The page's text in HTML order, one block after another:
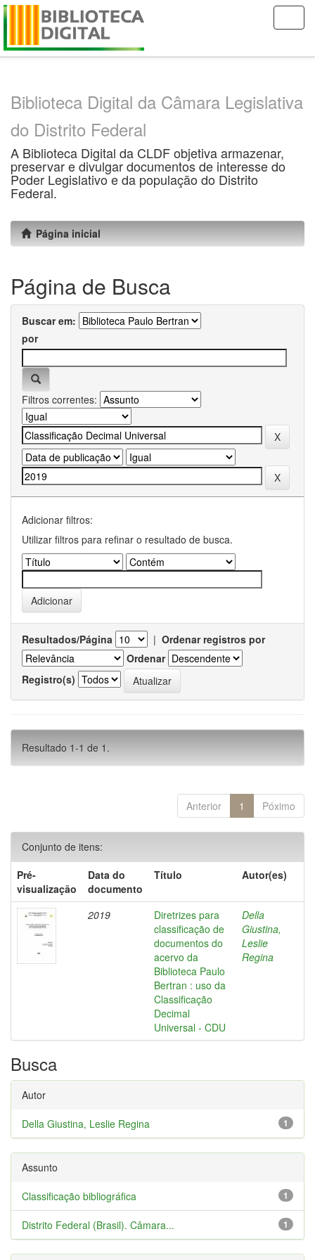
Skip
Biblioteca Digital da Câmara Legislativa
do Distrito Federal
A Biblioteca Digital da CLDF objetiva armazenar,
preservar e divulgar documentos de interesse do
Poder Legislativo e da população do Distrito
Federal.
Página inicial
Página de Busca
Buscar em:
por
Filtros correntes:
Adicionar filtros:
Utilizar filtros para refinar o resultado de busca.
Resultados/Página | Ordenar registros por
Ordenar
Registro(s)
Resultado 1-1 de 1.
Anterior 1 Póximo
Conjunto de itens:
Pré-
visualização
Data do
documento
Título Autor(es)
2019
Diretrizes para
classificação de
documentos do
acervo da
Biblioteca Paulo
Bertran : uso da
Classificação
Decimal
Universal - CDU
Della
Giustina,
Leslie
Regina
Busca
Autor
1
Della Giustina, Leslie Regina
Assunto
1
Classificação bibliográfica
1
Distrito Federal (Brasil). Câmara...